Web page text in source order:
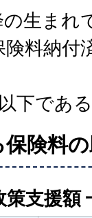
生まれ
料納付
下であ
険料
支援額